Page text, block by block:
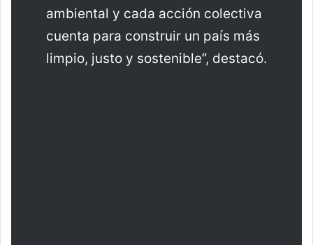
ambiental y cada acción colectiva
cuenta para construir un país más
limpio, justo y sostenible”, destacó.